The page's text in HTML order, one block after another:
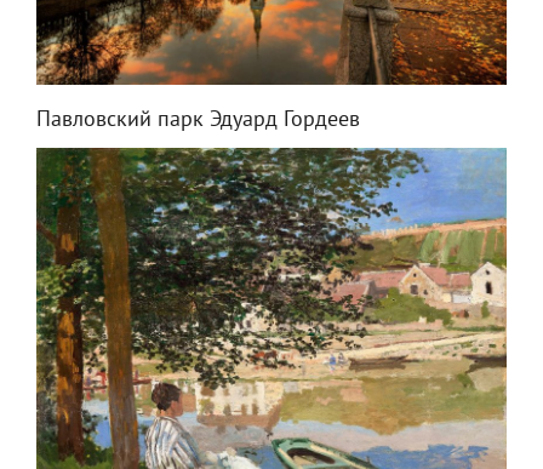
Павловский парк Эдуард Гордеев